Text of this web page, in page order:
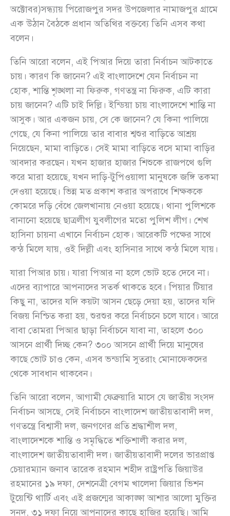
অক্টোবর)সন্ধ্যায় পিরোজপুর সদর উপজেলার নামাজপুর গ্রামে
এক উঠান বৈঠকে প্রধান অতিথির বক্তব্যে তিনি এসব কথা
বলেন।
তিনি আরো বলেন, এই পিআর দিয়ে তারা নির্বাচন আটকাতে
চায়। কারণ কি জানেন? এই বাংলাদেশে যেন নির্বাচন না
হোক, শান্তি শৃঙ্খলা না ফিরুক, গণতন্ত্র না ফিরুক, এটি কারা
চায় জানেন? এটি চাই দিল্লি। ইন্ডিয়া চায় বাংলাদেশে শান্তি না
আসুক। আর একজন চায়, সে কে জানেন? যে কিনা পালিয়ে
গেছে, যে কিনা পালিয়ে তার বাবার শ্বশুর বাড়িতে আশ্রয়
নিয়েছেন, মামা বাড়িতে। সেই মামা বাড়িতে বসে মামা বাড়ির
আবদার করছেন। যখন হাজার হাজার শিশুকে রাজপথে গুলি
করে মারা হয়েছে, যখন দাড়ি-টুপিওয়ালা মানুষকে জঙ্গি তকমা
দেওয়া হয়েছে। ভিন্ন মত প্রকাশ করার অপরাধে শিক্ষককে
কোমরে দড়ি বেঁধে জেলখানায় নেওয়া হয়েছে। থানা পুলিশকে
বানানো হয়েছে ছাত্রলীগ যুবলীগের মতো পুলিশ লীগ। শেখ
হাসিনা চায়না এখানে নির্বাচন হোক। আরেকটি পক্ষের সাথে
কন্ঠ মিলে যায়, ওই দিল্লী এবং হাসিনার সাথে কন্ঠ মিলে যায়।
যারা পিআর চায়। যারা পিআর না হলে ভোট হতে দেবে না।
এদের ব্যাপারে আপনাদের সতর্ক থাকতে হবে। পিয়ার টিয়ার
কিছু না, তাদের যদি কয়টা আসন ছেড়ে দেয়া হয়, তাদের যদি
বিজয় নিশ্চিত করা হয়, শুরশুর করে নির্বাচনে চলে যাবে। আরে
বাবা তোমরা পিআর ছাড়া নির্বাচনে যাবা না, তাহলে ৩০০
আসনে প্রার্থী দিচ্ছ কেন? ৩০০ আসনে প্রার্থী দিয়ে মানুষের
কাছে ভোট চাও কেন, এসব ভন্ডামি সুতরাং মোনাফেকদের
থেকে সাবধান থাকবেন।
তিনি আরো বলেন, আগামী ফেব্রুয়ারি মাসে যে জাতীয় সংসদ
নির্বাচন আসছে, সেই নির্বাচনে বাংলাদেশ জাতীয়তাবাদী দল,
গণতন্ত্রে বিশ্বাসী দল, জনগণের প্রতি শ্রদ্ধাশীল দল,
বাংলাদেশকে শান্তি ও সমৃদ্ধিতে শক্তিশালী করার দল,
বাংলাদেশ জাতীয়তাবাদী দল। জাতীয়তাবাদী দলের ভারপ্রাপ্ত
চেয়ারম্যান জনাব তারেক রহমান শহীদ রাষ্ট্রপতি জিয়াউর
রহমানের ১৯ দফা, দেশনেত্রী বেগম খালেদা জিয়ার ভিশন
টুয়েন্টি থার্টি এবং এই প্রজন্মের আকাঙ্ক্ষা আশার আলো মুক্তির
সনদ, ৩১ দফা নিয়ে আপনাদের কাছে হাজির হয়েছি। আমি